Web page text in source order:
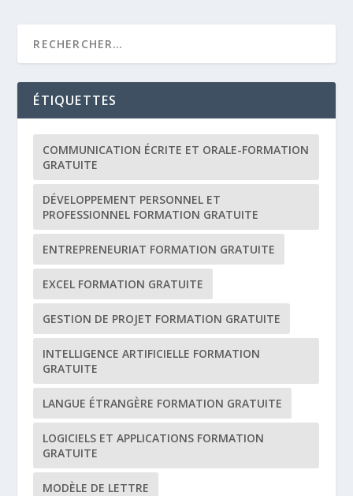
ÉTIQUETTES
COMMUNICATION ÉCRITE ET ORALE-FORMATION
GRATUITE
DÉVELOPPEMENT PERSONNEL ET
PROFESSIONNEL FORMATION GRATUITE
ENTREPRENEURIAT FORMATION GRATUITE
EXCEL FORMATION GRATUITE
GESTION DE PROJET FORMATION GRATUITE
INTELLIGENCE ARTIFICIELLE FORMATION
GRATUITE
LANGUE ÉTRANGÈRE FORMATION GRATUITE
LOGICIELS ET APPLICATIONS FORMATION
GRATUITE
MODÈLE DE LETTRE